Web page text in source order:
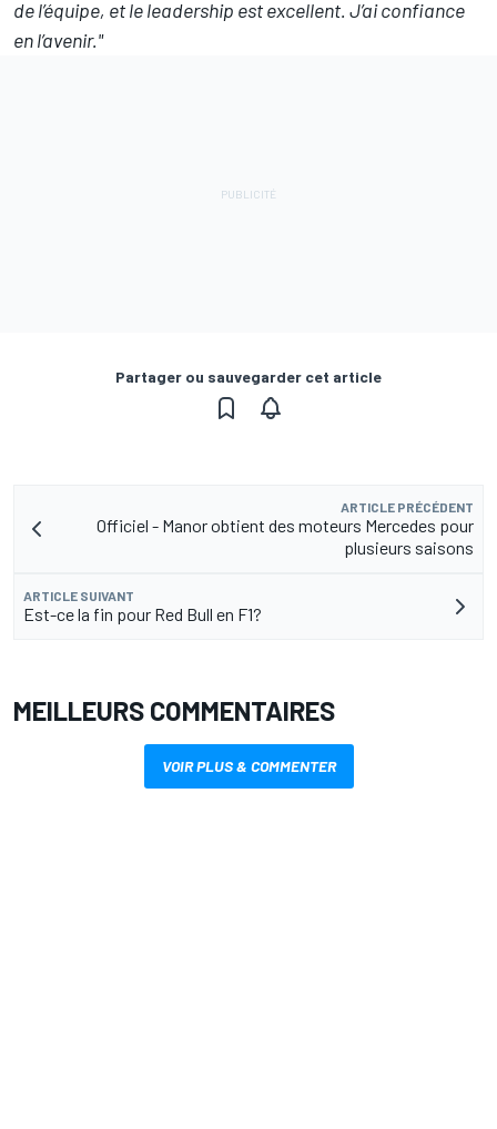
de l’équipe, et le leadership est excellent. J’ai confiance
en l’avenir."
Partager ou sauvegarder cet article
ARTICLE PRÉCÉDENT
Officiel - Manor obtient des moteurs Mercedes pour
plusieurs saisons
ARTICLE SUIVANT
Est-ce la fin pour Red Bull en F1?
MEILLEURS COMMENTAIRES
VOIR PLUS & COMMENTER